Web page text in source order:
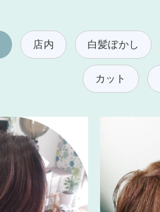
店内 白髪ぼかし
カット